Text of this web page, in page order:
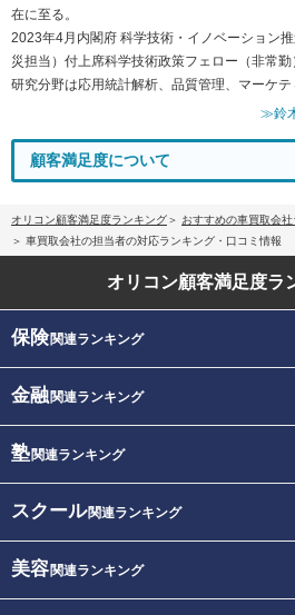
在に至る。
2023年4月内閣府 科学技術・イノベーション
災担当）付上席科学技術政策フェロー（非常勤
研究分野は応用統計解析、品質管理、マーケテ
≫鈴
顧客満足度について
オリコン顧客満足度ランキング おすすめの車買取会
車買取会社の担当者の対応ランキング・口コミ情報
オリコン顧客満足度ラ
保険関連ランキング
金融関連ランキング
塾関連ランキング
スクール関連ランキング
美容関連ランキング